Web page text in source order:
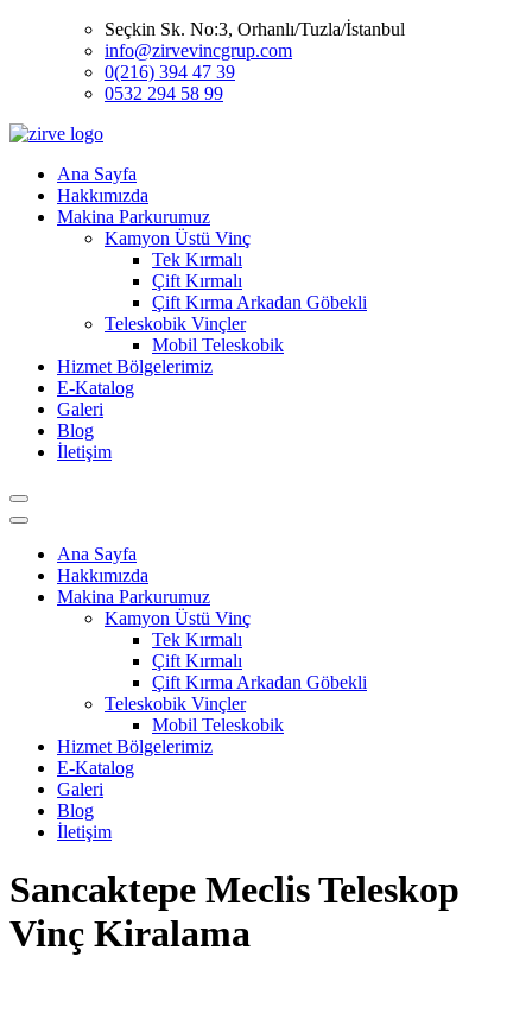
Seçkin Sk. No:3, Orhanlı/Tuzla/İstanbul
info@zirvevincgrup.com
0(216) 394 47 39
0532 294 58 99
Ana Sayfa
Hakkımızda
Makina Parkurumuz
Kamyon Üstü Vinç
Tek Kırmalı
Çift Kırmalı
Çift Kırma Arkadan Göbekli
Teleskobik Vinçler
Mobil Teleskobik
Hizmet Bölgelerimiz
E-Katalog
Galeri
Blog
İletişim
Ana Sayfa
Hakkımızda
Makina Parkurumuz
Kamyon Üstü Vinç
Tek Kırmalı
Çift Kırmalı
Çift Kırma Arkadan Göbekli
Teleskobik Vinçler
Mobil Teleskobik
Hizmet Bölgelerimiz
E-Katalog
Galeri
Blog
İletişim
Sancaktepe Meclis Teleskop
Vinç Kiralama